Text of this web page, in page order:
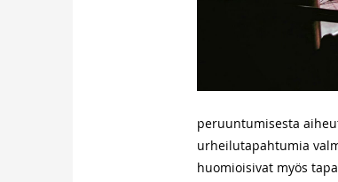
peruuntumisesta
urheilutapahtumia
huomioisivat myös